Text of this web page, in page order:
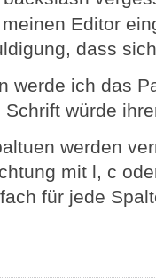
Editor
dass
werde ich das
Schrift würde
werden
mit l, c
für jede